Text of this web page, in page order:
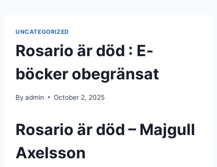
UNCATEGORIZED
Rosario är död : E-
böcker obegränsat
By admin October 2, 2025
Rosario är död – Majgull
Axelsson